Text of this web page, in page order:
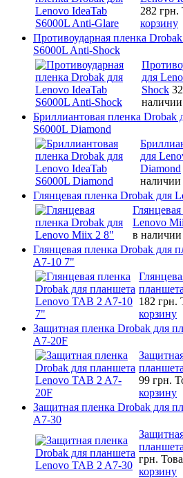
282 грн.
корзину
Противоударная пленка
S6000L Anti-Shock
для
Shock
наличии
Бриллиантовая пленка Drobak
S6000L Diamond
для
Diamond
наличии
Глянцевая пленка Drobak для
Lenovo
в наличии
Глянцевая пленка Drobak для
A7-10 7"
182 грн.
корзину
Защитная пленка Drobak для
A7-20F
99 грн.
корзину
Защитная пленка Drobak для
A7-30
грн.
корзину